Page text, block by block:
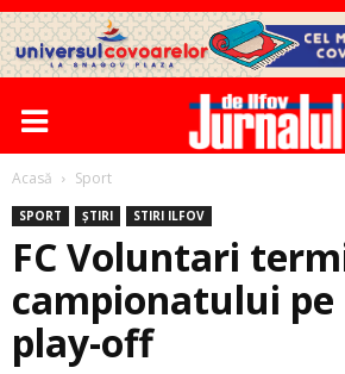
Acasă Sport
SPORT ȘTIRI STIRI ILFOV
FC Voluntari
campionatului pe
play-off